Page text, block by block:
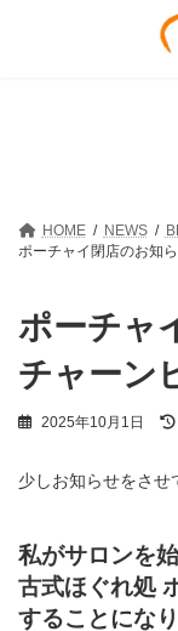
HOME NEWS
ポーチャイ閉店のお知
ポーチャ
チャーン
2025年10月1日
少しお知らせをさせ
私がサロンを
古式ほぐれ処
することになり